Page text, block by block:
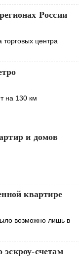
России
торговых центра
на 130 км
и домов
квартире
возможно лишь в
счетам